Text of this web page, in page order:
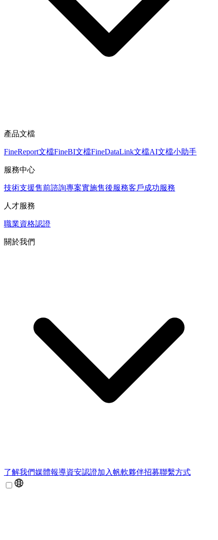
產品文檔
FineReport文檔FineBI文檔FineDataLink文檔AI文檔小助手
服務中心
技術支援售前諮詢專案實施售後服務客戶成功服務
人才服務
職業資格認證
關於我們
了解我們媒體報導資安認證加入帆軟夥伴招募聯繫方式